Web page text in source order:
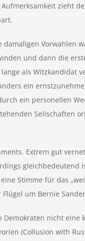
zieht
und dann die
als
ein
ein personellen
Seilschaften
Extrem gut
Stimme für das
um Bernie
nicht
(Collusion with